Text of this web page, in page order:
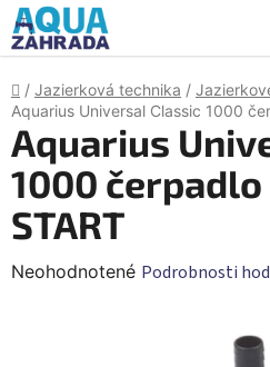
Prejsť
na
obsah
Domov
/ Jazierková technika /
Aquarius Universal Classic 1000
Aquarius
1000 čerpadlo
START
Priemerné
Neohodnotené Podrobnosti